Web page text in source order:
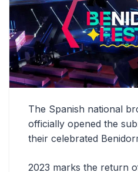
The Spanish national
officially opened the
their celebrated
2023 marks the return